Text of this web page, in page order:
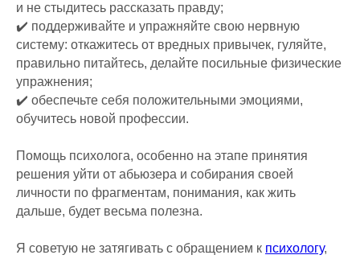
и не стыдитесь рассказать правду;
✔️ поддерживайте и упражняйте свою нервную
систему: откажитесь от вредных привычек, гуляйте,
правильно питайтесь, делайте посильные физические
упражнения;
✔️ обеспечьте себя положительными эмоциями,
обучитесь новой профессии.
Помощь психолога, особенно на этапе принятия
решения уйти от абьюзера и собирания своей
личности по фрагментам, понимания, как жить
дальше, будет весьма полезна.
Я советую не затягивать с обращением к психологу,